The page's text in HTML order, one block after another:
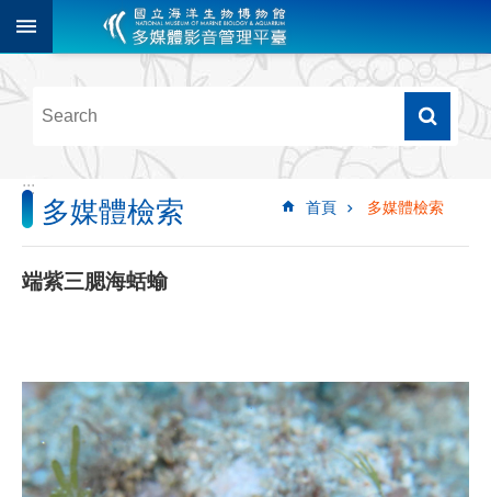
跳到主要內容區塊
階
尋
多
媒
體
檢
像
影
音
音
:::
首頁 多媒體檢索
多媒體檢索
端紫三腮海蛞蝓